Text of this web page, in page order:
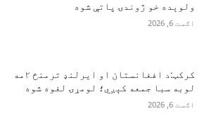
ولوېده خو ژوندۍ پاتې شوه
اګست 6, 2026
کرکټ:د افغانستان او ایرلنډ ترمنځ ۲مه
لوبه سبا جمعه کېږي؛ لومړۍ لغوه شوه
اګست 6, 2026